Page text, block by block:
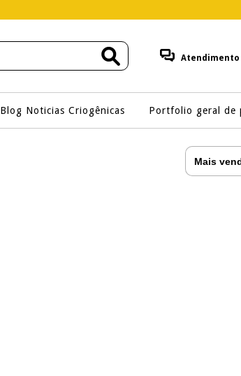
Atendimento
Blog Noticias Criogênicas Portfolio geral de